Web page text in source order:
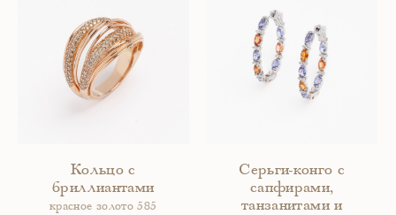
Кольцо с
бриллиантами
красное золото 585
Серьги-конго с
сапфирами,
танзанитами и